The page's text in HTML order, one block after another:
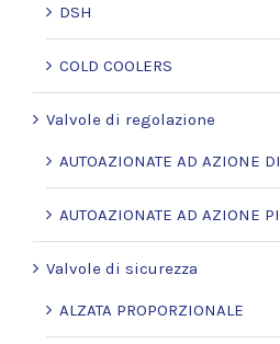
DSH
COLD COOLERS
Valvole di regolazione
AUTOAZIONATE AD AZIONE
AUTOAZIONATE AD AZIONE
Valvole di sicurezza
ALZATA PROPORZIONALE